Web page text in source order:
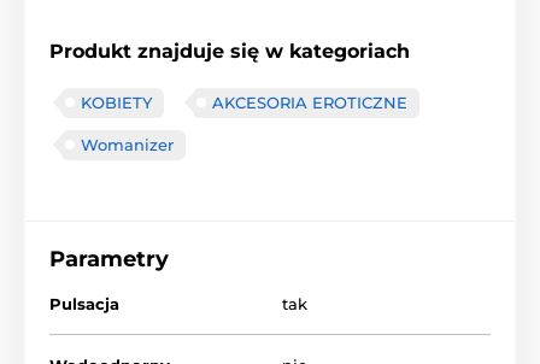
Produkt znajduje się w kategoriach
KOBIETY AKCESORIA EROTICZNE
Womanizer
Parametry
Pulsacja tak